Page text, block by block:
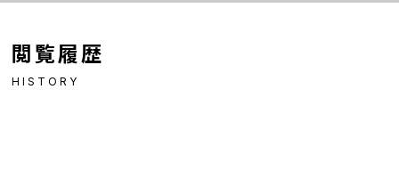
閲覧履歴
HISTORY